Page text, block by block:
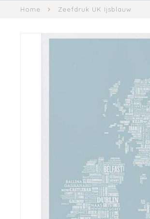
Home Zeefdruk UK Ijsblauw